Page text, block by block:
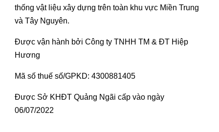
thống vật liệu xây dựng trên toàn khu vực Miền Trung
và Tây Nguyên.
Được vận hành bởi Công ty TNHH TM & ĐT Hiệp
Hương
Mã số thuế số/GPKD: 4300881405
Được Sở KHĐT Quảng Ngãi cấp vào ngày
06/07/2022